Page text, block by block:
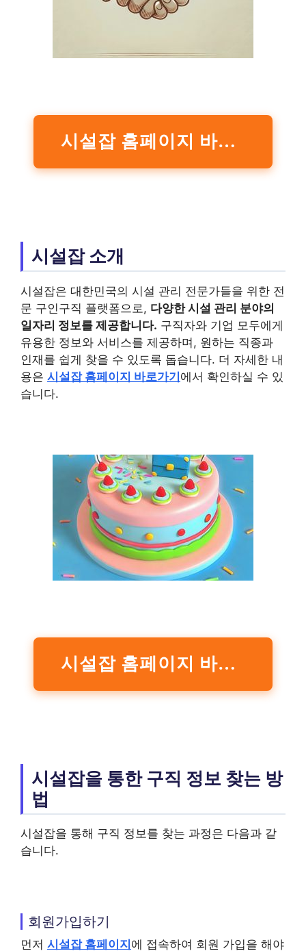
시설잡 홈페이지 바로가기
시설잡 소개
시설잡은 대한민국의 시설 관리 전문가들을 위한 전
문 구인구직 플랫폼으로, 다양한 시설 관리 분야의
일자리 정보를 제공합니다. 구직자와 기업 모두에게
유용한 정보와 서비스를 제공하며, 원하는 직종과
인재를 쉽게 찾을 수 있도록 돕습니다. 더 자세한 내
용은 시설잡 홈페이지 바로가기에서 확인하실 수 있
습니다.
시설잡 홈페이지 바로가기
시설잡을 통한 구직 정보 찾는 방
법
시설잡을 통해 구직 정보를 찾는 과정은 다음과 같
습니다.
회원가입하기
먼저 시설잡 홈페이지에 접속하여 회원 가입을 해야